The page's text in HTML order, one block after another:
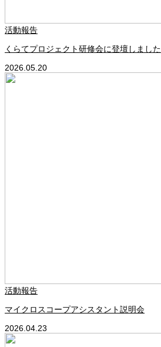
活動報告
くらてプロジェクト研修会に登壇しました
2026.05.20
活動報告
マイクロスコープアシスタント説明会
2026.04.23